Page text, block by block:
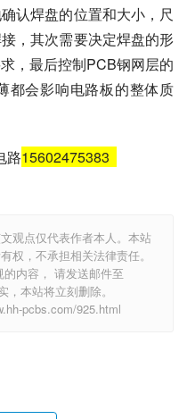
认焊盘的位置和大小，尺
，其次需要决定焊盘的形
，最后控制PCB钢网层的
都会影响电路板的整体质
路15602475383
观点仅代表作者本人。本站
权，不承担相关法律责任。
内容， 请发送邮件至
本站将立刻删除。
pcbs.com/925.html